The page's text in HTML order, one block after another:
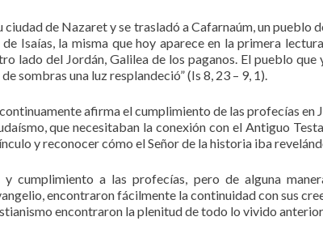
ciudad de Nazaret y se trasladó a Cafarnaúm, un pueblo
Isaías, la misma que hoy aparece en la primera
lado del Jordán, Galilea de los paganos. El pueblo que
sombras una luz resplandeció” (Is 8, 23 – 9, 1).
afirma el cumplimiento de las profecías en
que necesitaban la conexión con el Antiguo
y reconocer cómo el Señor de la historia iba
cumplimiento a las profecías, pero de alguna
encontraron fácilmente la continuidad con sus
encontraron la plenitud de todo lo vivido